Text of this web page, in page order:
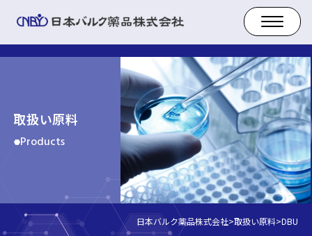
取扱い原料
Products
日本バルク薬品株式会社>取扱い原料>DBU